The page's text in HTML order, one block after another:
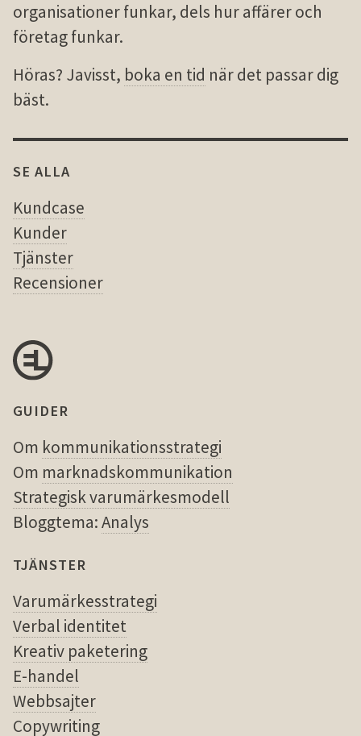
organisationer funkar, dels hur affärer och
företag funkar.
Höras? Javisst, boka en tid när det passar dig
bäst.
SE ALLA
Kundcase
Kunder
Tjänster
Recensioner
GUIDER
Om kommunikationsstrategi
Om marknadskommunikation
Strategisk varumärkesmodell
Bloggtema:Analys
TJÄNSTER
Varumärkesstrategi
Verbal identitet
Kreativ paketering
E-handel
Webbsajter
Copywriting